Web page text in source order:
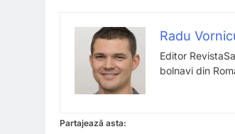
Radu
Editor
bolnavi din
Partajează asta: